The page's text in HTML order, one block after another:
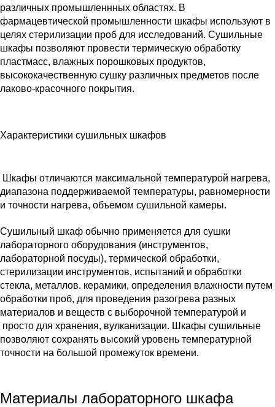
различных промышленнных областях. В
фармацевтической промышленности шкафы используют в
целях стерилизации проб для исследований. Сушильные
шкафы позволяют провести термическую обработку
пластмасс, влажных порошковых продуктов,
высококачественную сушку различных предметов после
лаково-красочного покрытия.
Характеристики сушильных шкафов
Шкафы отличаются максимальной температурой нагрева,
диапазона поддерживаемой температуры, равномерности
и точности нагрева, объемом сушильной камеры.
Сушильный шкаф обычно применяется для сушки
лабораторного оборудования (инструментов,
лабораторной посуды), термической обработки,
стерилизации инструментов, испытаний и обработки
стекла, металлов. керамики, определения влажности путем
обработки проб, для проведения разогрева разных
материалов и веществ с выборочной температурой и
просто для хранения, вулканизации. Шкафы сушильные
позволяют сохранять высокий уровень температурной
точности на большой промежуток времени.
Материалы лабораторного шкафа